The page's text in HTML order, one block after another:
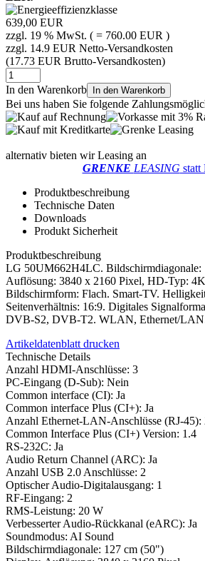
639,00 EUR
zzgl. 19 % MwSt. ( = 760.00 EUR )
zzgl. 14.9 EUR Netto-Versandkosten
(17.73 EUR Brutto-Versandkosten)
In den Warenkorb In den Warenkorb
Bei uns haben Sie folgende
alternativ bieten wir Leasing an
GRENKE LEASING statt
Produktbeschreibung
Technische Daten
Downloads
Produkt Sicherheit
Produktbeschreibung
LG 50UM662H4LC. Bildschirmdiagonale:
Auflösung: 3840 x 2160 Pixel, HD-Typ:
Bildschirmform: Flach. Smart-TV.
Seitenverhältnis: 16:9. Digitales
DVB-S2, DVB-T2. WLAN, Ethernet/LAN.
Artikeldatenblatt drucken
Technische Details
Anzahl HDMI-Anschlüsse: 3
PC-Eingang (D-Sub): Nein
Common interface (CI): Ja
Common interface Plus (CI+): Ja
Anzahl Ethernet-LAN-Anschlüsse (RJ-45):
Common Interface Plus (CI+) Version: 1.4
RS-232C: Ja
Audio Return Channel (ARC): Ja
Anzahl USB 2.0 Anschlüsse: 2
Optischer Audio-Digitalausgang: 1
RF-Eingang: 2
RMS-Leistung: 20 W
Verbesserter Audio-Rückkanal (eARC): Ja
Soundmodus: AI Sound
Bildschirmdiagonale: 127 cm (50")